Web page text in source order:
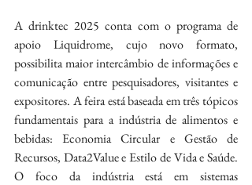
A drinktec 2025 conta com o programa de
apoio Liquidrome, cujo novo formato,
possibilita maior intercâmbio de informações e
comunicação entre pesquisadores, visitantes e
expositores. A feira está baseada em três tópicos
fundamentais para a indústria de alimentos e
bebidas: Economia Circular e Gestão de
Recursos, Data2Value e Estilo de Vida e Saúde.
O foco da indústria está em sistemas